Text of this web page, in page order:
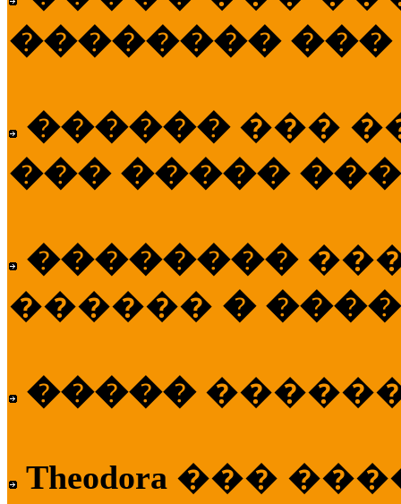
�������� ���
������ ���
��� �����
��������
������ �
�����
Theodora ���